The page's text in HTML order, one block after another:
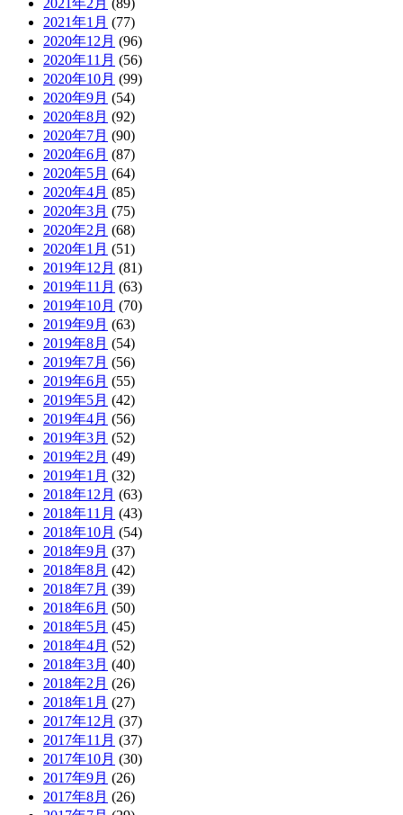
2021年2月 (89)
2021年1月 (77)
2020年12月 (96)
2020年11月 (56)
2020年10月 (99)
2020年9月 (54)
2020年8月 (92)
2020年7月 (90)
2020年6月 (87)
2020年5月 (64)
2020年4月 (85)
2020年3月 (75)
2020年2月 (68)
2020年1月 (51)
2019年12月 (81)
2019年11月 (63)
2019年10月 (70)
2019年9月 (63)
2019年8月 (54)
2019年7月 (56)
2019年6月 (55)
2019年5月 (42)
2019年4月 (56)
2019年3月 (52)
2019年2月 (49)
2019年1月 (32)
2018年12月 (63)
2018年11月 (43)
2018年10月 (54)
2018年9月 (37)
2018年8月 (42)
2018年7月 (39)
2018年6月 (50)
2018年5月 (45)
2018年4月 (52)
2018年3月 (40)
2018年2月 (26)
2018年1月 (27)
2017年12月 (37)
2017年11月 (37)
2017年10月 (30)
2017年9月 (26)
2017年8月 (26)